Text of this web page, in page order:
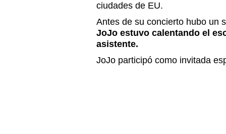
ciudades de EU.
Antes de su concierto hubo un
JoJo estuvo calentando el
asistente.
JoJo participó como invitada